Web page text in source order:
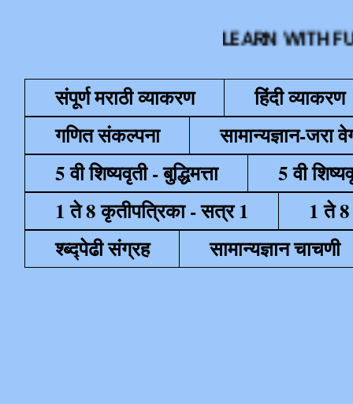
LEARN WITH FUN
संपूर्ण मराठी व्याकरण
हिंदी व्याकरण
गणित संकल्पना
सामान्यज्ञान-जरा
5 वी शिष्यवृती - बुद्धिमत्ता
5 वी
1 ते 8 कृतीपत्रिका - सत्र 1
1 ते
श्ब्द्पेढी संग्रह
सामान्यज्ञान चाचणी